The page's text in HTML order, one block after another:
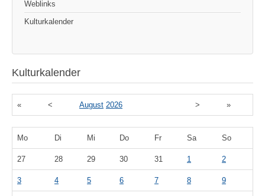
Weblinks
Kulturkalender
Kulturkalender
« < August 2026 > »
Mo Di Mi Do Fr Sa So
27 28 29 30 31 1 2
3 4 5 6 7 8 9